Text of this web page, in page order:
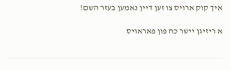
איך קוק ארויס צו זען דיין נאמען בעזר השם!
א ריזיגן יישר כח פון פאראויס